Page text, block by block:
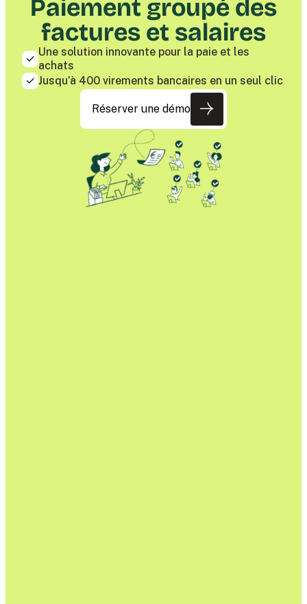
Paiement groupé des
factures et salaires
Une solution innovante pour la paie et les
achats
Jusqu’à 400 virements bancaires en un seul clic
Réserver une démo